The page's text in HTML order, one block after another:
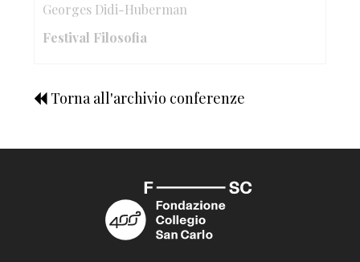
Georges Didi-Huberman
Festival Filosofia
Torna all'archivio conferenze